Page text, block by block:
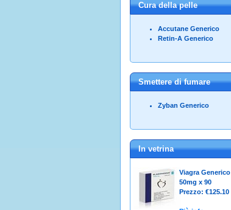
Cura della pelle
Accutane Generico
Retin-A Generico
Smettere di fumare
Zyban Generico
In vetrina
Viagra Generico
50mg x 90
Prezzo: €125.10